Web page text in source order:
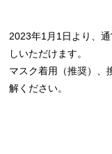
2023年1月1日より、
しいただけます。
マスク着用（推奨）、
解ください。